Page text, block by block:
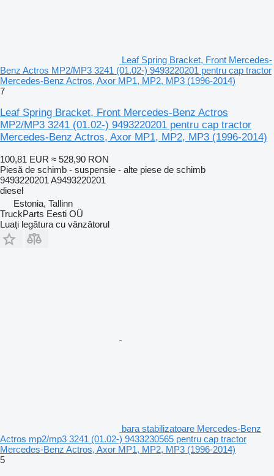
Leaf Spring Bracket, Front Mercedes-
Benz Actros MP2/MP3 3241 (01.02-) 9493220201 pentru cap tractor
Mercedes-Benz Actros, Axor MP1, MP2, MP3 (1996-2014)
7
Leaf Spring Bracket, Front Mercedes-Benz Actros
MP2/MP3 3241 (01.02-) 9493220201 pentru cap tractor
Mercedes-Benz Actros, Axor MP1, MP2, MP3 (1996-2014)
100,81 EUR ≈ 528,90 RON
Piesă de schimb - suspensie - alte piese de schimb
9493220201 A9493220201
diesel
Estonia, Tallinn
TruckParts Eesti OÜ
Luați legătura cu vânzătorul
bara stabilizatoare Mercedes-Benz
Actros mp2/mp3 3241 (01.02-) 9433230565 pentru cap tractor
Mercedes-Benz Actros, Axor MP1, MP2, MP3 (1996-2014)
5